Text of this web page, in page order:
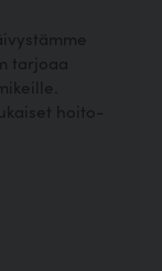
tarjoaa
hoito-